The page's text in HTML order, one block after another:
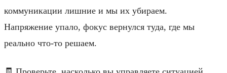
коммуникации лишние и мы их убираем.
Напряжение упало, фокус вернулся туда, где мы
реально что‑то решаем.